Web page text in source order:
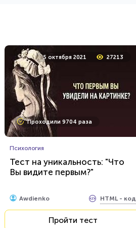
Проходили 2419 раз
История
Очень сложный тест: "СССР"
Awdienko
Пройти тест
5 октября 2021 27213
Проходили 9704 раза
Психология
Тест на уникальность: "Что
Вы видите первым?"
Awdienko HTML - код
Пройти тест